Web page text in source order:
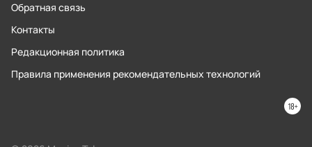
Обратная связь
Контакты
Редакционная политика
Правила применения рекомендательных технологий